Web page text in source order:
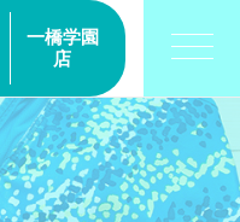
一橋学園
店